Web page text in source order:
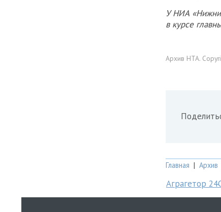
У НИА
в курсе
Архив НТА.
Главная | Архив
Аграгетор